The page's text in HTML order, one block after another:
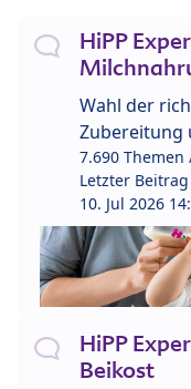
HiPP
Wahl der
Zubereitung
7.690 Themen
Letzter
10. Jul 2026
HiPP
Beikost